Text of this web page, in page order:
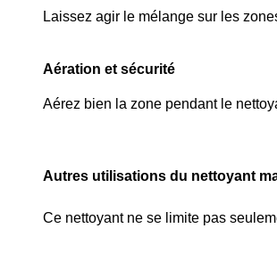
Laissez agir le mélange sur les
Aération et sécurité
Aérez bien la zone pendant le
Autres utilisations du nettoyant
Ce nettoyant ne se limite pas